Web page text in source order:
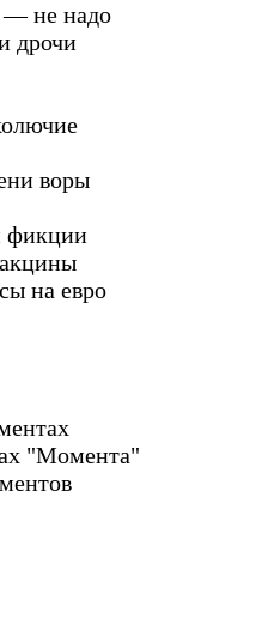
— не надо
дрочи
воры
фикции
на евро
"Момента"